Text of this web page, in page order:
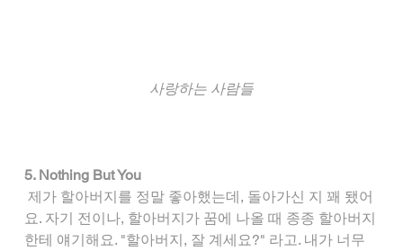
사랑하는 사람들
5. Nothing But You
제가 할아버지를 정말 좋아했는데, 돌아가신 지 꽤 됐어
요. 자기 전이나, 할아버지가 꿈에 나올 때 종종 할아버지
한테 얘기해요. "할아버지, 잘 계세요?" 라고. 내가 너무